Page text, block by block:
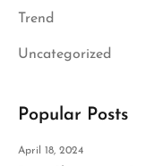
Trend
Uncategorized
Popular Posts
April 18, 2024